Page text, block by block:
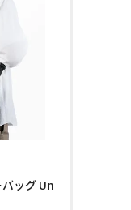
ッグ Un